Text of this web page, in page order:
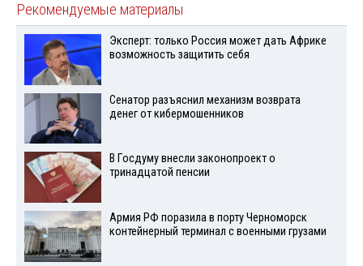
Рекомендуемые материалы
Эксперт: только Россия может дать Африке
возможность защитить себя
Сенатор разъяснил механизм возврата
денег от кибермошенников
В Госдуму внесли законопроект о
тринадцатой пенсии
Армия РФ поразила в порту Черноморск
контейнерный терминал с военными грузами